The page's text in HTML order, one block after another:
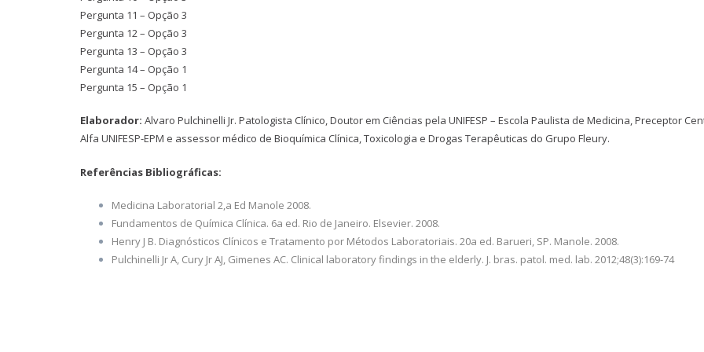
Pergunta 11 – Opção 3
Pergunta 12 – Opção 3
Pergunta 13 – Opção 3
Pergunta 14 – Opção 1
Pergunta 15 – Opção 1
Elaborador: Alvaro Pulchinelli Jr. Patologista Clínico, Doutor em Ciências pela UNIFESP – Escola Paulista de Medicina, Preceptor
Alfa UNIFESP-EPM e assessor médico de Bioquímica Clínica, Toxicologia e Drogas Terapêuticas do Grupo Fleury.
Referências Bibliográficas:
Medicina Laboratorial 2,a Ed Manole 2008.
Fundamentos de Química Clínica. 6a ed. Rio de Janeiro. Elsevier. 2008.
Henry J B. Diagnósticos Clínicos e Tratamento por Métodos Laboratoriais. 20a ed. Barueri, SP. Manole. 2008.
Pulchinelli Jr A, Cury Jr AJ, Gimenes AC. Clinical laboratory findings in the elderly. J. bras. patol. med. lab. 2012;48(3):169-74